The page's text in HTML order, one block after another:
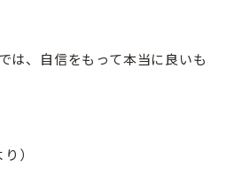
は、自信をもって本当に良いも
）